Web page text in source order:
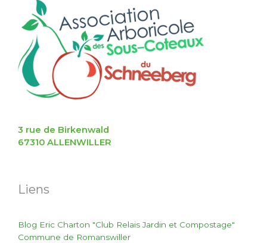
3 rue de Birkenwald
67310 ALLENWILLER
Liens
Blog Eric Charton "Club Relais Jardin et Compostage"
Commune de Romanswiller